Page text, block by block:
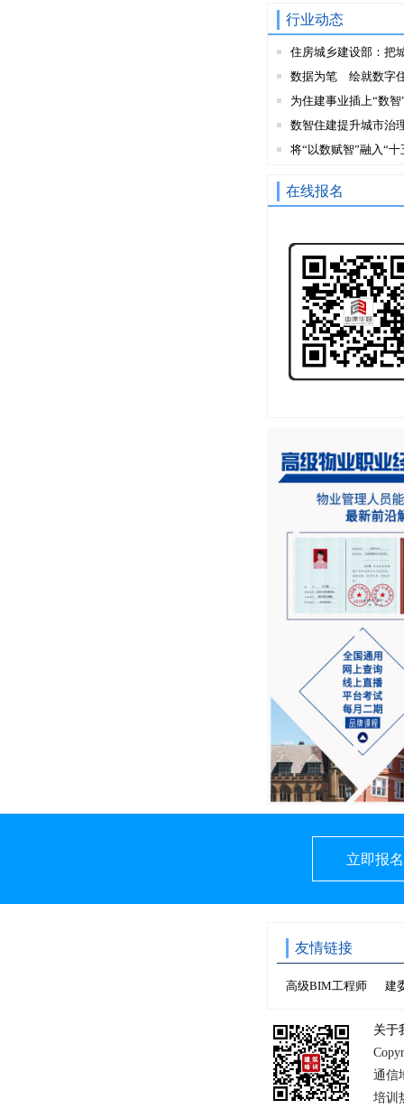
行业动态
住房城乡建设部：把
数据为笔 绘就数字
为住建事业插上“数智
数智住建提升城市治
将“以数赋智”融入“十
在线报名
立即报名
友情链接
高级BIM工程师 建
关于
通信
培训